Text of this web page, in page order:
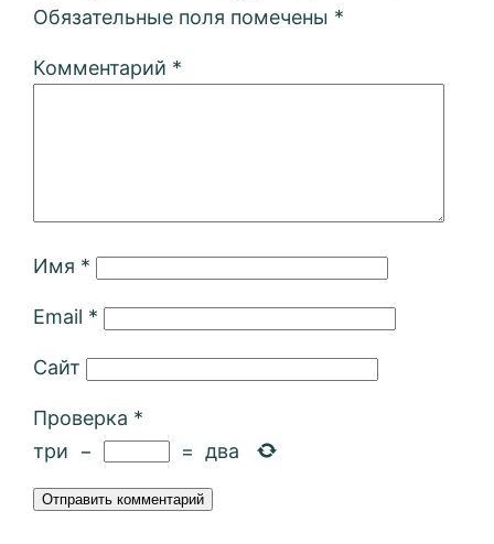
Обязательные поля помечены *
Комментарий *
Имя *
Email *
Сайт
Проверка *
три − = два